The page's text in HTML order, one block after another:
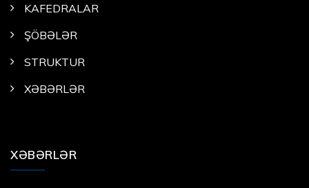
KAFEDRALAR
ŞÖBƏLƏR
STRUKTUR
XƏBƏRLƏR
XƏBƏRLƏR